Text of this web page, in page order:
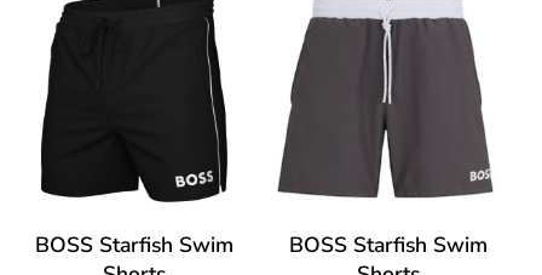
BOSS Starfish Swim
BOSS Starfish Swim